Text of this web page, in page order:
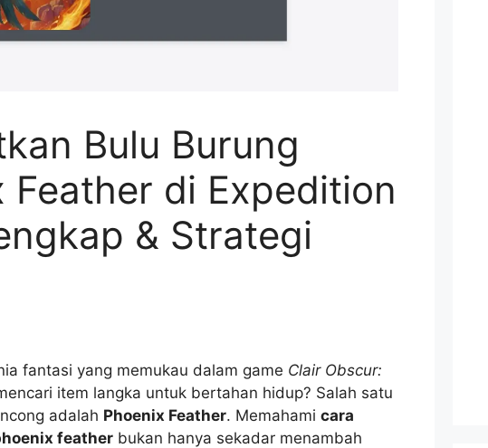
Bulu Burung
Feather di Expedition
& Strategi
fantasi yang memukau dalam game Clair Obscur:
item langka untuk bertahan hidup? Salah satu
adalah Phoenix Feather. Memahami cara
feather bukan hanya sekadar menambah